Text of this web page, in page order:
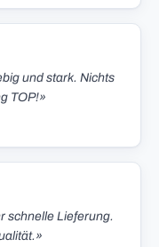
und stark. Nichts
TOP!»
schnelle Lieferung.